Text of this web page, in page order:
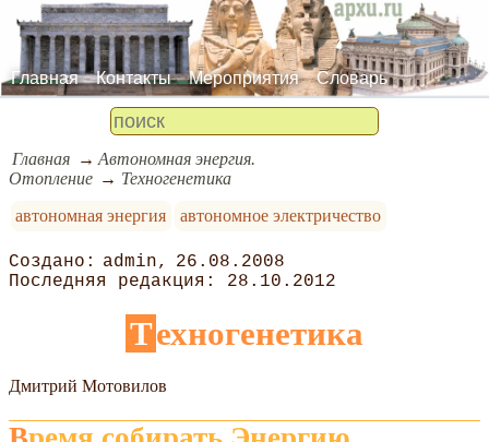
Главная Контакты Мероприятия Словарь
Главная
Автономная энергия.
Отопление
Техногенетика
автономная энергия
автономное электричество
admin
26.08.2008
28.10.2012
Техногенетика
Дмитрий Мотовилов